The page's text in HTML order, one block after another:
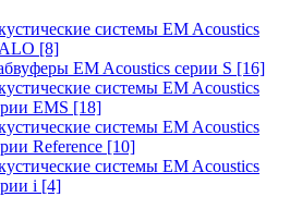
системы EM Acoustics
[8]
EM Acoustics серии S [16]
системы EM Acoustics
EMS [18]
системы EM Acoustics
Reference [10]
системы EM Acoustics
i [4]